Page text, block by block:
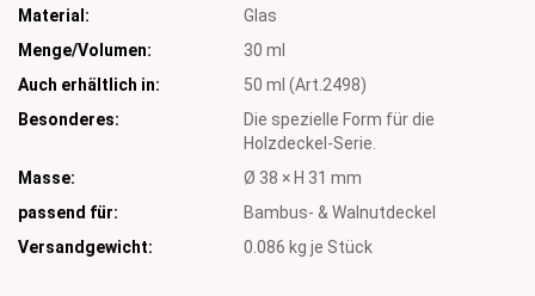
Material:
Glas
Menge/Volumen:
30 ml
Auch erhältlich in:
50 ml (Art.2498)
Besonderes:
Die spezielle Form für die
Holzdeckel-Serie.
Masse:
Ø 38 × H 31 mm
passend für:
Bambus- & Walnutdeckel
Versandgewicht:
0.086 kg je Stück